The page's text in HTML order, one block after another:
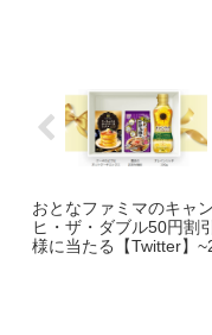
おとなファミマのキャ
ヒ・ザ・ダブル50円割
様に当たる【Twitter】